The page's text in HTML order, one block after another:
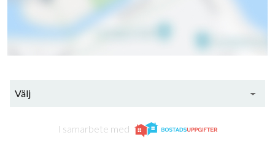
Välj
I samarbete med